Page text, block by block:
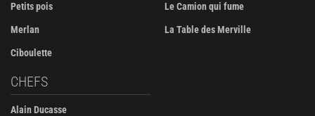
Petits pois
Merlan
Ciboulette
Le Camion qui fume
La Table des Merville
CHEFS
Alain Ducasse